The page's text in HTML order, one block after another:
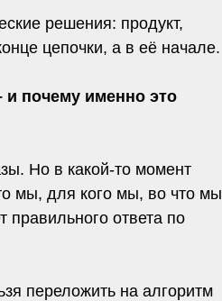
решения: продукт,
цепочки, а в её начале.
почему именно это
Но в какой-то момент
мы, для кого мы, во что мы
ответа по
переложить на алгоритм